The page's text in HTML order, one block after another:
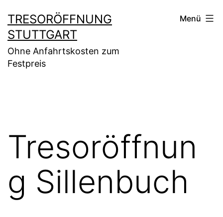
Inhalt
springen
TRESORÖFFNUNG
STUTTGART
Ohne Anfahrtskosten zum
Festpreis
Menü
Tresoröffnun
g Sillenbuch